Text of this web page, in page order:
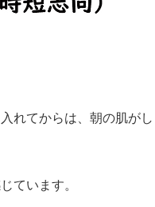
れてからは、朝の肌がし
ています。